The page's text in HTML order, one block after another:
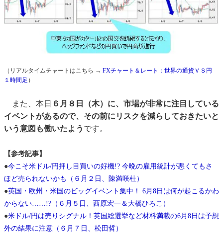
（リアルタイムチャートはこちら → FXチャート＆レート：世界の通貨ＶＳ円
１時間足 ）
また、本日 ６月８日（木）に、市場が非常に注目している
イベントがあるので、その前にリスクを減らしておきたいと
いう意図も働いたよう です。
【参考記事】
●今こそ米ドル/円押し目買いの好機!? 今晩の雇用統計が悪くてもさ
ほど売られないかも（６月２日、陳満咲杜）
●英国・欧州・米国のビッグイベント集中！ 6月8日は何が起こるかわ
からない……!?（６月５日、西原宏一＆大橋ひろこ）
●米ドル/円は売りシグナル！英国総選挙など材料満載の6月8日は予想
外の結果に注意（６月７日、松田哲）